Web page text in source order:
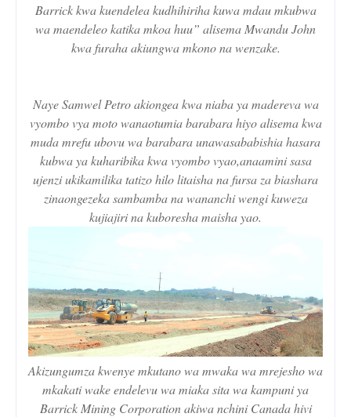
Barrick kwa kuendelea kudhihiriha kuwa mdau mkubwa
wa maendeleo katika mkoa huu” alisema Mwandu John
kwa furaha akiungwa mkono na wenzake.
Naye Samwel Petro akiongea kwa niaba ya madereva wa
vyombo vya moto wanaotumia barabara hiyo alisema kwa
muda mrefu ubovu wa barabara unawasababishia hasara
kubwa ya kuharibika kwa vyombo vyao,anaamini sasa
ujenzi ukikamilika tatizo hilo litaisha na fursa za biashara
zinaongezeka sambamba na wananchi wengi kuweza
kujiajiri na kuboresha maisha yao.
Akizungumza kwenye mkutano wa mwaka wa mrejesho wa
mkakati wake endelevu wa miaka sita wa kampuni ya
Barrick Mining Corporation akiwa nchini Canada hivi